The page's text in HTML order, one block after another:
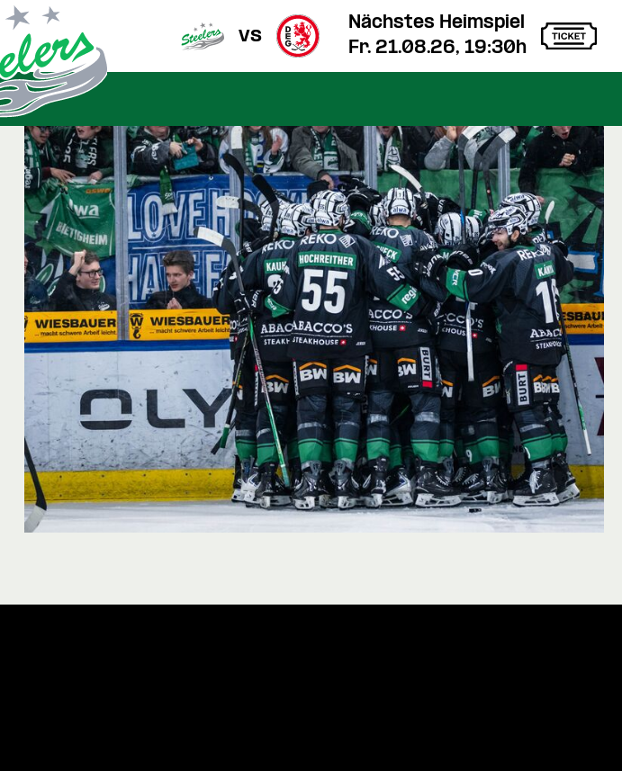
vs
Nächstes Heimspiel
Fr. 21.08.26, 19:30h